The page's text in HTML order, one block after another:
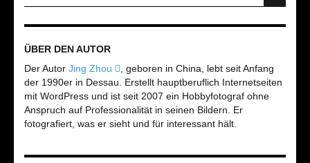
ÜBER DEN AUTOR
Der Autor Jing Zhou
, geboren in China, lebt seit Anfang
der 1990er in Dessau. Erstellt hauptberuflich Internetseiten
mit WordPress und ist seit 2007 ein Hobbyfotograf ohne
Anspruch auf Professionalität in seinen Bildern. Er
fotografiert, was er sieht und für interessant hält.